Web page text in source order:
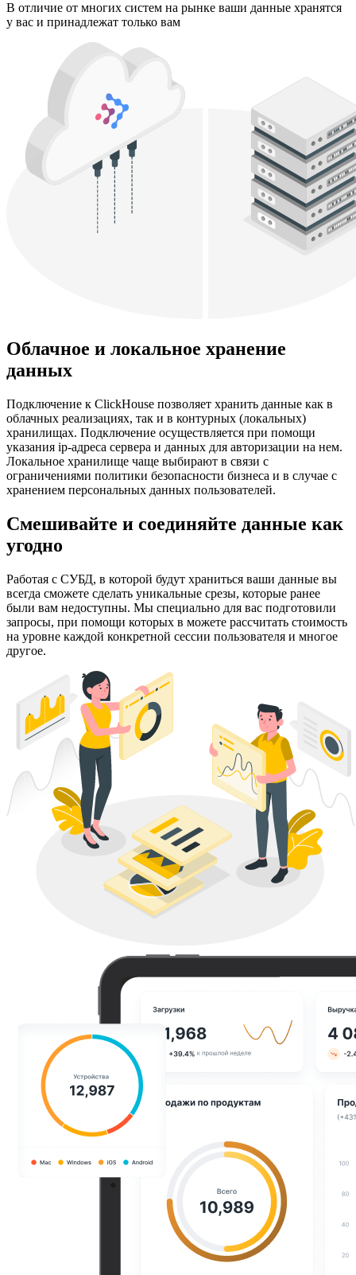
В отличие от многих систем на рынке ваши данные хранятся
у вас и принадлежат только вам
Облачное и локальное хранение
данных
Подключение к ClickHouse позволяет хранить данные как в
облачных реализациях, так и в контурных (локальных)
хранилищах. Подключение осуществляется при помощи
указания ip-адреса сервера и данных для авторизации на нем.
Локальное хранилище чаще выбирают в связи с
ограничениями политики безопасности бизнеса и в случае с
хранением персональных данных пользователей.
Смешивайте и соединяйте данные как
угодно
Работая с СУБД, в которой будут храниться ваши данные вы
всегда сможете сделать уникальные срезы, которые ранее
были вам недоступны. Мы специально для вас подготовили
запросы, при помощи которых в можете рассчитать стоимость
на уровне каждой конкретной сессии пользователя и многое
другое.